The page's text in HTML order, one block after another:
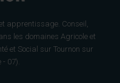
apprentissage. Conseil,
les domaines Agricole et
et Social sur Tournon sur
07).